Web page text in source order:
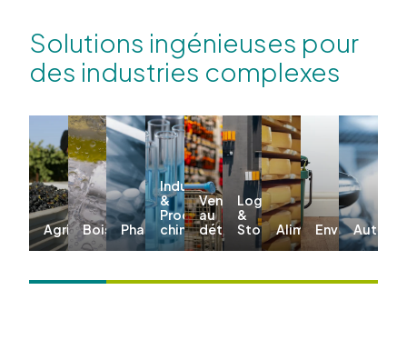
Solutions ingénieuses pour
des industries complexes
Agriculture
BoissonsPharma
Industriel
&
Produits
chimiques
Vente
au
détail
Logistique
&
StockageAlimentation